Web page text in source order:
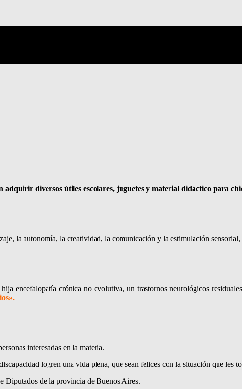
diversos útiles escolares, juguetes y material didáctico para
la autonomía, la creatividad, la comunicación y la estimulación
encefalopatía crónica no evolutiva, un trastornos neurológicos
interesadas en la materia.
logren una vida plena, que sean felices con la situación que les
Diputados de la provincia de Buenos Aires.